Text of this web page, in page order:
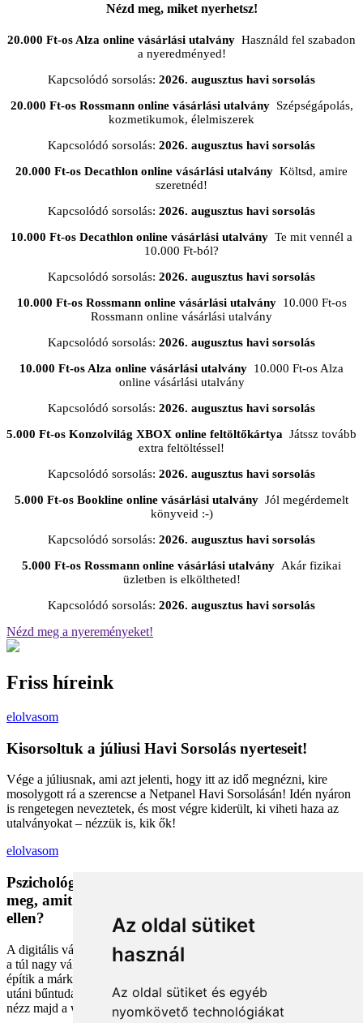
Az oldal sütiket
használ
Az oldal sütiket és egyéb
nyomkövető technológiákat
Nézd meg, miket nyerhetsz!
20.000 Ft-os Alza online vásárlási utalvány Használd fel szabadon
a nyeredményed!
Kapcsolódó sorsolás: 2026. augusztus havi sorsolás
20.000 Ft-os Rossmann online vásárlási utalványSzépségápolás,
kozmetikumok, élelmiszerek
Kapcsolódó sorsolás: 2026. augusztus havi sorsolás
20.000 Ft-os Decathlon online vásárlási utalvány Költsd, amire
szeretnéd!
Kapcsolódó sorsolás: 2026. augusztus havi sorsolás
10.000 Ft-os Decathlon online vásárlási utalvány Te mit vennél a
10.000 Ft-ból?
Kapcsolódó sorsolás: 2026. augusztus havi sorsolás
10.000 Ft-os Rossmann online vásárlási utalvány10.000 Ft-os
Rossmann online vásárlási utalvány
Kapcsolódó sorsolás: 2026. augusztus havi sorsolás
10.000 Ft-os Alza online vásárlási utalvány 10.000 Ft-os Alza
online vásárlási utalvány
Kapcsolódó sorsolás: 2026. augusztus havi sorsolás
5.000 Ft-os Konzolvilág XBOX online feltöltőkártya Játssz tovább
extra feltöltéssel!
Kapcsolódó sorsolás: 2026. augusztus havi sorsolás
5.000 Ft-os Bookline online vásárlási utalvány Jól megérdemelt
könyveid :-)
Kapcsolódó sorsolás: 2026. augusztus havi sorsolás
5.000 Ft-os Rossmann online vásárlási utalvány Akár fizikai
üzletben is elköltheted!
Kapcsolódó sorsolás: 2026. augusztus havi sorsolás
Nézd meg a nyereményeket!
Friss híreink
elolvasom
Kisorsoltuk a júliusi Havi Sorsolás nyerteseit!
Vége a júliusnak, ami azt jelenti, hogy itt az idő megnézni, kire
mosolygott rá a szerencse a Netpanel Havi Sorsolásán! Idén nyáron
is rengetegen neveztetek, és most végre kiderült, ki viheti haza az
utalványokat – nézzük is, kik ők!
elolvasom
Pszichológiai trükkök a kosárban: Miért vesszük
meg, amit megveszünk, és mit tehetünk a bűntudat
ellen?
A digitális vásárlás kényelmes, de tele van pszichológiai csapdákkal
a túl nagy választéktól a hosszas böngészésig. Megmutatjuk, hogyan
építik a márkák a bizalmadat online, és miként kerüld el a vásárlás
utáni bűntudatot tudatos döntésekkel. Készülj fel, hogy máshogy
nézz majd a webshopokra!